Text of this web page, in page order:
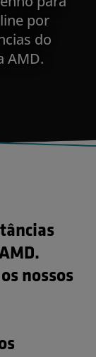
por
do
AMD.
nossos